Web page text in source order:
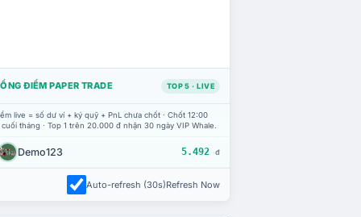
ĐIỂM PAPER TRADE TOP 5 · LIVE
live = số dư ví + ký quỹ + PnL chưa chốt · Chốt 12:00
tháng · Top 1 trên 20.000 đ nhận 30 ngày VIP Whale.
Demo123 5.492 đ
Auto-refresh (30s)Refresh Now